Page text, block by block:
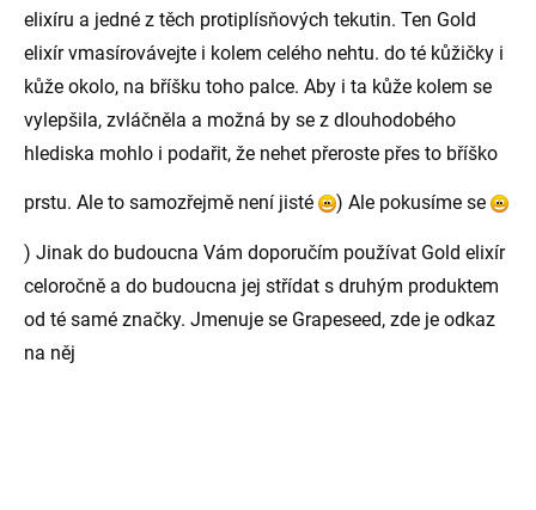
elixíru a jedné z těch protiplísňových tekutin. Ten Gold
elixír vmasírovávejte i kolem celého nehtu. do té kůžičky i
kůže okolo, na bříšku toho palce. Aby i ta kůže kolem se
vylepšila, zvláčněla a možná by se z dlouhodobého
hlediska mohlo i podařit, že nehet přeroste přes to bříško
prstu. Ale to samozřejmě není jisté ) Ale pokusíme se
) Jinak do budoucna Vám doporučím používat Gold elixír
celoročně a do budoucna jej střídat s druhým produktem
od té samé značky. Jmenuje se Grapeseed, zde je odkaz
na něj